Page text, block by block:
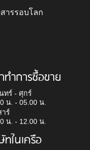
ารรอบโลก
ทำการซื้อขาย
ทร์ - ศุกร์
น. - 05.00 น.
าร์
น. - 12.00 น.
ในเครือ